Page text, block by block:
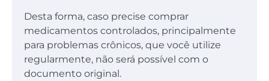
Desta forma, caso precise comprar
medicamentos controlados, principalmente
para problemas crônicos, que você utilize
regularmente, não será possível com o
documento original.